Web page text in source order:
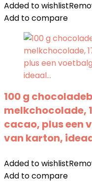
Added to wishlist
Add to compare
100 g
melkchocolade,
cacao, plus een
van karton,
Added to wishlist
Add to compare